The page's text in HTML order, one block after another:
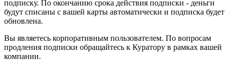
подписку. По окончанию срока действия подписки - деньги
будут списаны с вашей карты автоматически и подписка будет
обновлена.
Вы являетесь корпоративным пользователем. По вопросам
продления подписки обращайтесь к Куратору в рамках вашей
компании.